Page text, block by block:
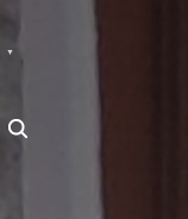
Search